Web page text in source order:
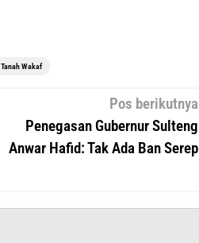
Tanah Wakaf
Pos berikutnya
Penegasan Gubernur Sulteng
Anwar Hafid: Tak Ada Ban Serep